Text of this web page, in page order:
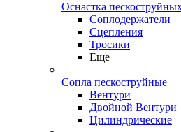
Оснастка
Соплодержатели
Сцепления
Тросики
Еще
Сопла пескоструйные
Вентури
Двойной Вентури
Цилиндрические